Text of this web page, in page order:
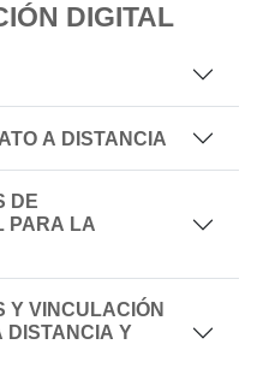
DIGITAL
A DISTANCIA
DE
PARA LA
Y VINCULACIÓN
DISTANCIA Y